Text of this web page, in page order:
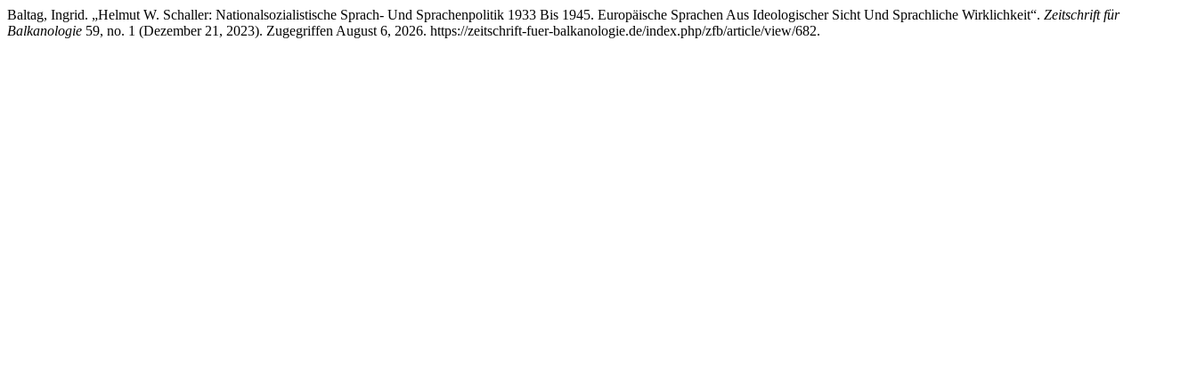
Baltag, Ingrid. „Helmut W. Schaller: Nationalsozialistische Sprach- Und Sprachenpolitik 1933 Bis 1945. Europäische Sprachen Aus Ideologischer Sicht Und Sprachliche Wirklichkeit“. Zeitschrift für
Balkanologie 59, no. 1 (Dezember 21, 2023). Zugegriffen August 6, 2026. https://zeitschrift-fuer-balkanologie.de/index.php/zfb/article/view/682.